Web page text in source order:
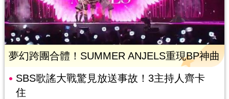
夢幻跨團合體！SUMMER ANJELS重現BP神曲
SBS歌謠大戰驚見放送事故！3主持人齊卡
住